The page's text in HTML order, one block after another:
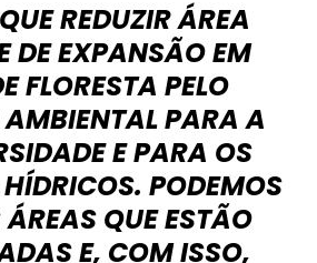
REDUZIR ÁREA
DE EXPANSÃO EM
FLORESTA PELO
PARA A
E PARA OS
PODEMOS
QUE ESTÃO
E, COM ISSO,